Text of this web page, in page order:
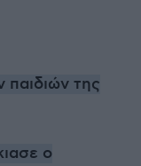
παιδιών της
ο